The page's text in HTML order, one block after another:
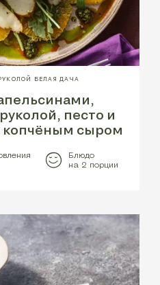
БЕЛАЯ ДАЧА
песто и
копчёным сыром
Блюдо
на 2 порции